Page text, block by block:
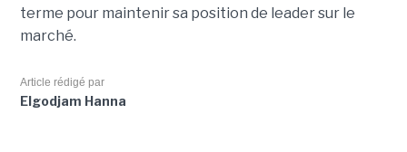
terme pour maintenir sa position de leader sur le
marché.
Article rédigé par
Elgodjam Hanna